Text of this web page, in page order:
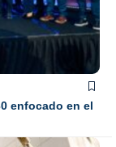
enfocado en el